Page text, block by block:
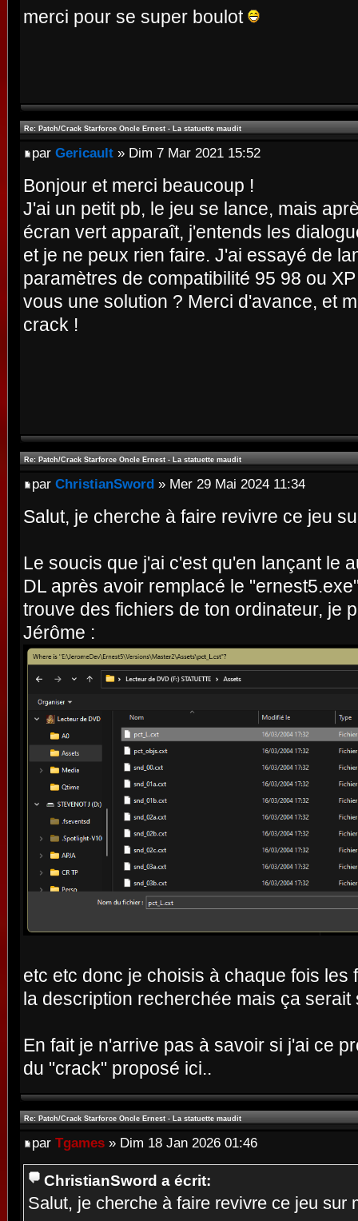
merci pour se super boulot
Re: Patch/Crack Starforce Oncle Ernest - La statuette maudit
par Gericault » Dim 7 Mar 2021 15:52
Bonjour et merci beaucoup !
J'ai un petit pb, le jeu se lance, mais
écran vert apparaît, j'entends les
et je ne peux rien faire. J'ai essayé de
paramètres de compatibilité 95 98 ou
vous une solution ? Merci d'avance, et
crack !
Re: Patch/Crack Starforce Oncle Ernest - La statuette maudit
par ChristianSword » Mer 29 Mai 2024 11:34
Salut, je cherche à faire revivre ce jeu
Le soucis que j'ai c'est qu'en lançant le
DL après avoir remplacé le
trouve des fichiers de ton ordinateur, je
Jérôme :
etc etc donc je choisis à chaque fois
la description recherchée mais ça
En fait je n'arrive pas à savoir si j'ai ce
du "crack" proposé ici..
Re: Patch/Crack Starforce Oncle Ernest - La statuette maudit
par Tgames » Dim 18 Jan 2026 01:46
ChristianSword a écrit:
Salut, je cherche à faire revivre ce jeu sur